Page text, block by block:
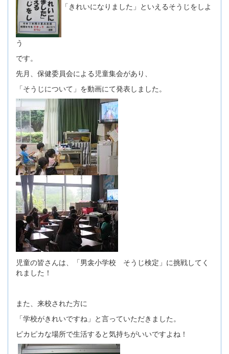
「きれいになりました」といえるそうじをしよ
う
です。
先月、保健委員会による児童集会があり、
「そうじについて」を動画にて発表しました。
児童の皆さんは、「男衾小学校 そうじ検定」に挑戦してく
れました！
また、来校された方に
「学校がきれいですね」と言っていただきました。
ピカピカな場所で生活すると気持ちがいいですよね！